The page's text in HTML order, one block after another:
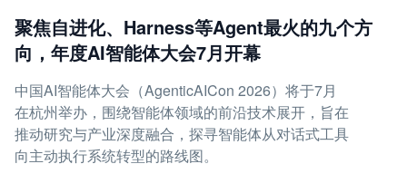
聚焦自进化、Harness等Agent最火的九个方
向，年度AI智能体大会7月开幕
中国AI智能体大会（AgenticAICon 2026）将于7月
在杭州举办，围绕智能体领域的前沿技术展开，旨在
推动研究与产业深度融合，探寻智能体从对话式工具
向主动执行系统转型的路线图。